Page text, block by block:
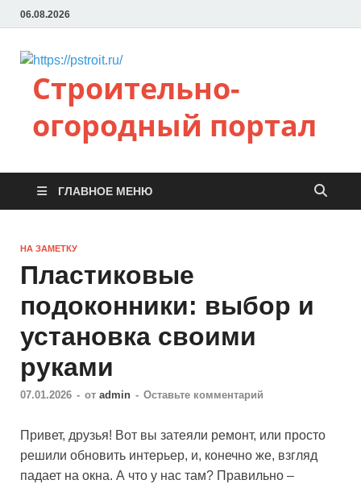
06.08.2026
Строительно-
огородный портал
ГЛАВНОЕ МЕНЮ
НА ЗАМЕТКУ
Пластиковые
подоконники: выбор и
установка своими
руками
07.01.2026 - от admin - Оставьте комментарий
Привет, друзья! Вот вы затеяли ремонт, или просто
решили обновить интерьер, и, конечно же, взгляд
падает на окна. А что у нас там? Правильно –